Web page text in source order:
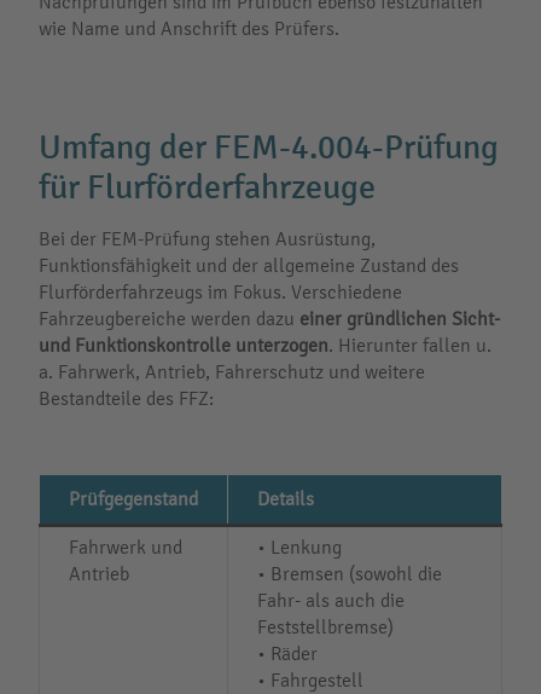
wie Name und Anschrift des Prüfers.
Umfang der FEM-4.004-Prüfung
für Flurförderfahrzeuge
Bei der FEM-Prüfung stehen Ausrüstung,
Funktionsfähigkeit und der allgemeine Zustand des
Flurförderfahrzeugs im Fokus. Verschiedene
Fahrzeugbereiche werden dazu einer gründlichen Sicht-
und Funktionskontrolle unterzogen. Hierunter fallen u.
a. Fahrwerk, Antrieb, Fahrerschutz und weitere
Bestandteile des FFZ:
Prüfgegenstand Details
Fahrwerk und
Antrieb
• Lenkung
• Bremsen (sowohl die
Fahr- als auch die
Feststellbremse)
• Räder
• Fahrgestell